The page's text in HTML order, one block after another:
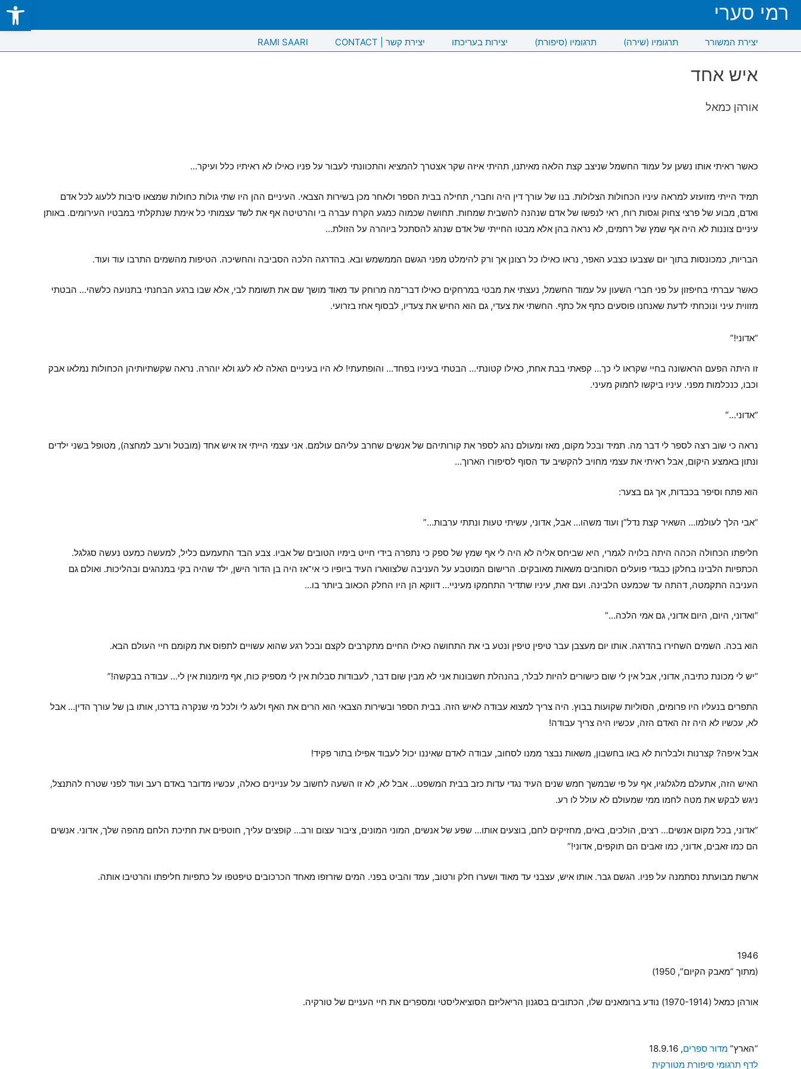
Open toolbar
Skip
רמי סערי
RAMI SAARI CONTACT | יצירת קשר יצירות בעריכתו תרגומיו (סיפורת) תרגומיו (שירה) יצירת המשורר
איש אחד
אורהן כמאל
כאשר ראיתי אותו נשען על עמוד החשמל שניצב קצת הלאה מאיתנו, תהיתי איזה שקר אצטרך להמציא והתכוונתי לעבור על פניו כאילו לא ראיתיו כלל ועיקר…
תמיד הייתי מזועזע למראה עיניו הכחולות הצלולות. בנו של עורך דין היה וחברי, תחילה בבית הספר ולאחר מכן בשירות הצבאי. העיניים ההן היו שתי גולות כחולות שמצאו סיבות ללעוג לכל אדם
ואדם, מבוע של פרצי צחוק וגסות רוח, ראי לנפשו של אדם שנהנה להשבית שמחות. תחושה שכמוה כמגע הקרח עברה בי והרטיטה אף את לשד עצמותי כל אימת שנתקלתי במבטיו העירומים. באותן
עיניים צוננות לא היה אף שמץ של רחמים, לא נראה בהן אלא מבטו החייתי של אדם שנהג להסתכל ביוהרה על הזולת…
הבריות, כמכונסות בתוך יום שצבעו כצבע האפר, נראו כאילו כל רצונן אך ורק להימלט מפני הגשם הממשמש ובא. בהדרגה הלכה הסביבה והחשיכה. הטיפות מהשמים התרבו עוד ועוד.
כאשר עברתי בחיפזון על פני חברי השעון על עמוד החשמל, נעצתי את מבטי במרחקים כאילו דבר־מה מרוחק עד מאוד מושך שם את תשומת לבי, אלא שבו ברגע הבחנתי בתנועה כלשהי… הבטתי
מזווית עיני ונוכחתי לדעת שאנחנו פוסעים כתף אל כתף. החשתי את צעדי, גם הוא החיש את צעדיו, לבסוף אחז בזרועי.
“אדוני!”
זו היתה הפעם הראשונה בחיי שקראו לי כך… קפאתי בבת אחת, כאילו קטונתי… הבטתי בעיניו בפחד… והופתעתי! לא היו בעיניים האלה לא לעג ולא יוהרה. נראה שקשתיותיהן הכחולות נמלאו אבק
וכבו, כנכלמות מפני. עיניו ביקשו לחמוק מעיני.
“אדוני…”
נראה כי שוב רצה לספר לי דבר מה. תמיד ובכל מקום, מאז ומעולם נהג לספר את קורותיהם של אנשים שחרב עליהם עולמם. אני עצמי הייתי אז איש אחד (מובטל ורעב למחצה), מטופל בשני ילדים
ונתון באמצע היקום, אבל ראיתי את עצמי מחויב להקשיב עד הסוף לסיפורו הארוך…
הוא פתח וסיפר בכבדות, אך גם בצער:
“אבי הלך לעולמו… השאיר קצת נדל”ן ועוד משהו… אבל, אדוני, עשיתי טעות ונתתי ערבות…”
חליפתו הכחולה הכהה היתה בלויה לגמרי, היא שביחס אליה לא היה לי אף שמץ של ספק כי נתפרה בידי חייט בימיו הטובים של אביו. צבע הבד התעמעם כליל, למעשה כמעט נעשה סגלגל.
הכתפיות הלבינו בחלקן כבגדי פועלים הסוחבים משאות מאובקים. הרישום המוטבע על העניבה שלצווארו העיד ביופיו כי אי־אז היה בן הדור הישן, ילד שהיה בקי במנהגים ובהליכות. ואולם גם
העניבה התקמטה, דהתה עד שכמעט הלבינה. ועם זאת, עיניו שתדיר התחמקו מעיניי… דווקא הן היו החלק הכאוב ביותר בו…
“ואדוני, היום, היום אדוני, גם אמי הלכה…”
הוא בכה. השמים השחירו בהדרגה. אותו יום מעצבן עבר טיפין טיפין ונטע בי את התחושה כאילו החיים מתקרבים לקצם ובכל רגע שהוא עשויים לתפוס את מקומם חיי העולם הבא.
“יש לי מכונת כתיבה, אדוני, אבל אין לי שום כישורים להיות לבלר, בהנהלת חשבונות אני לא מבין שום דבר, לעבודות סבלות אין לי מספיק כוח, אף מיומנות אין לי… עבודה בבקשה!”
התפרים בנעליו היו פרומים, הסוליות שקועות בבוץ. היה צריך למצוא עבודה לאיש הזה. בבית הספר ובשירות הצבאי הוא הרים את האף ולעג לי ולכל מי שנקרה בדרכו, אותו בן של עורך הדין… אבל
לא, עכשיו לא היה זה האדם הזה, עכשיו היה צריך עבודה!
אבל איפה? קצרנות ולבלרות לא באו בחשבון, משאות נבצר ממנו לסחוב, עבודה לאדם שאיננו יכול לעבוד אפילו בתור פקיד!
האיש הזה, אתעלם מלגלוגיו, אף על פי שבמשך חמש שנים העיד נגדי עדות כזב בבית המשפט… אבל לא, לא זו השעה לחשוב על עניינים כאלה, עכשיו מדובר באדם רעב ועוד לפני שטרח להתנצל,
ניגש לבקש את מטה לחמו ממי שמעולם לא עולל לו רע.
“אדוני, בכל מקום אנשים… רצים, הולכים, באים, מחזיקים לחם, בוצעים אותו… שפע של אנשים, המוני המונים, ציבור עצום ורב… קופצים עליך, חוטפים את חתיכת הלחם מהפה שלך, אדוני. אנשים
הם כמו זאבים, אדוני, כמו זאבים הם תוקפים, אדוני!”
ארשת מבועתת נסתמנה על פניו. הגשם גבר. אותו איש, עצבני עד מאוד ושערו חלק ורטוב, עמד והביט בפני. המים שזרזפו מאחד הכרכובים טיפטפו על כתפיות חליפתו והרטיבו אותה.
1946
(מתוך “מאבק הקיום”, 1950)
אורהן כמאל (1970-1914) נודע ברומאנים שלו, הכתובים בסגנון הריאליזם הסוציאליסטי ומספרים את חיי העניים של טורקיה.
“הארץ” מדור ספרים, 18.9.16
לדף תרגומי סיפורת מטורקית